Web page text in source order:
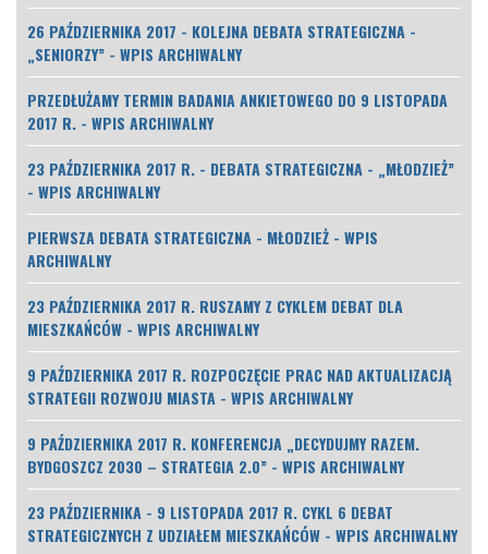
26 PAŹDZIERNIKA 2017 - KOLEJNA DEBATA STRATEGICZNA -
„SENIORZY” - WPIS ARCHIWALNY
PRZEDŁUŻAMY TERMIN BADANIA ANKIETOWEGO DO 9 LISTOPADA
2017 R. - WPIS ARCHIWALNY
23 PAŹDZIERNIKA 2017 R. - DEBATA STRATEGICZNA - „MŁODZIEŻ”
- WPIS ARCHIWALNY
PIERWSZA DEBATA STRATEGICZNA - MŁODZIEŻ - WPIS
ARCHIWALNY
23 PAŹDZIERNIKA 2017 R. RUSZAMY Z CYKLEM DEBAT DLA
MIESZKAŃCÓW - WPIS ARCHIWALNY
9 PAŹDZIERNIKA 2017 R. ROZPOCZĘCIE PRAC NAD AKTUALIZACJĄ
STRATEGII ROZWOJU MIASTA - WPIS ARCHIWALNY
9 PAŹDZIERNIKA 2017 R. KONFERENCJA „DECYDUJMY RAZEM.
BYDGOSZCZ 2030 – STRATEGIA 2.0” - WPIS ARCHIWALNY
23 PAŹDZIERNIKA - 9 LISTOPADA 2017 R. CYKL 6 DEBAT
STRATEGICZNYCH Z UDZIAŁEM MIESZKAŃCÓW - WPIS ARCHIWALNY